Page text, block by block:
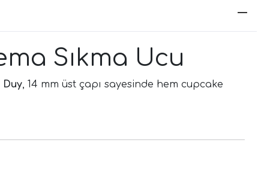
Sıkma Ucu
Duy, 14 mm üst çapı sayesinde hem cupcake